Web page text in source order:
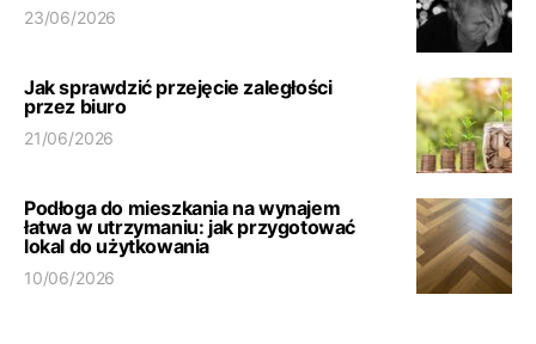
23/06/2026
Jak sprawdzić przejęcie zaległości
przez biuro
21/06/2026
Podłoga do mieszkania na wynajem
łatwa w utrzymaniu: jak przygotować
lokal do użytkowania
10/06/2026